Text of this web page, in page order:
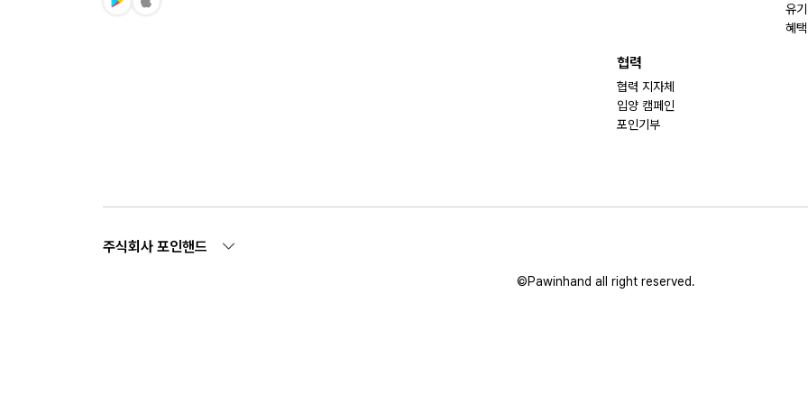
유
혜택
협력
협력 지자체
입양 캠페인
포인기부
주식회사 포인핸드
©Pawinhand all right reserved.